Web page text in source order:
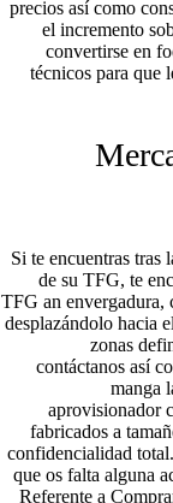
precios así­ como
el incremento
convertirse en
técnicos para que
Si te encuentras
de su TFG, te
TFG an envergadura,
desplazándolo hacia
zonas
contáctanos así­
manga
aprovisionador
fabricados a
confidencialidad
que os falta alguna
Referente a